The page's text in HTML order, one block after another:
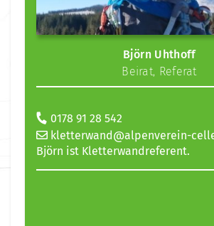
Björn Uhthoff
Beirat, Referat
0178 91 28 542
kletterwand@alpenverein-
Björn ist Kletterwandreferent.